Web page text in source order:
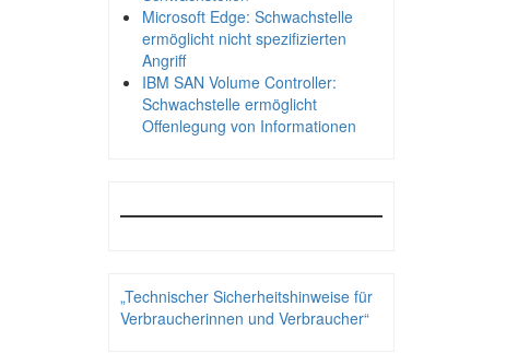
Microsoft Edge: Schwachstelle
ermöglicht nicht spezifizierten
Angriff
IBM SAN Volume Controller:
Schwachstelle ermöglicht
Offenlegung von Informationen
„Technischer Sicherheitshinweise für
Verbraucherinnen und Verbraucher“